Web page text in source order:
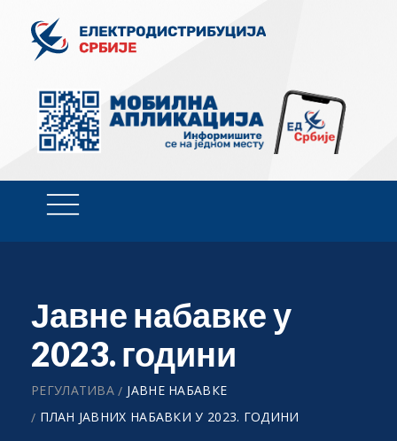
Јавне набавке у
2023. години
РЕГУЛАТИВА
ЈАВНЕ НАБАВКЕ
ПЛАН ЈАВНИХ НАБАВКИ У 2023. ГОДИНИ